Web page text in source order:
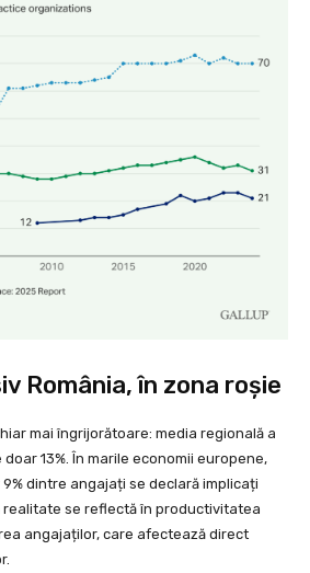
România, în zona roșie
mai îngrijorătoare: media regională a
13%. În marile economii europene,
dintre angajați se declară implicați
realitate se reflectă în productivitatea
angajaților, care afectează direct